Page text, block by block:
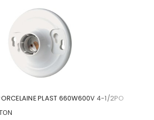
PLAST 660W600V 4-1/2PO